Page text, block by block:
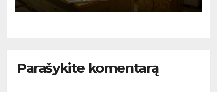
Parašykite komentarą